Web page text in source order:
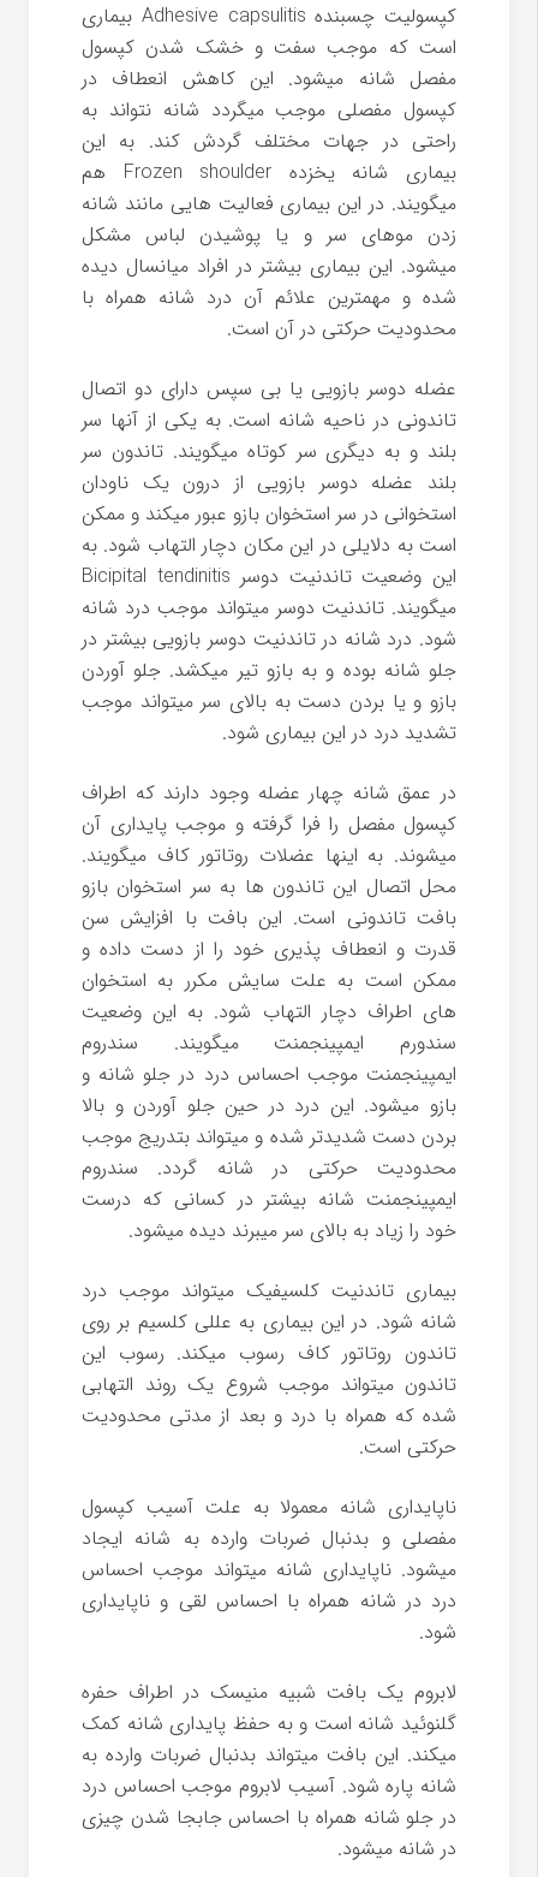
کپسولیت چسبنده Adhesive capsulitis بیماری
است که موجب سفت و خشک شدن کپسول
مفصل شانه میشود. این کاهش انعطاف در
کپسول مفصلی موجب میگردد شانه نتواند به
راحتی در جهات مختلف گردش کند. به این
بیماری شانه یخزده Frozen shoulder هم
میگویند. در این بیماری فعالیت هایی مانند شانه
زدن موهای سر و یا پوشیدن لباس مشکل
میشود. این بیماری بیشتر در افراد میانسال دیده
شده و مهمترین علائم آن درد شانه همراه با
محدودیت حرکتی در آن است.
عضله دوسر بازویی یا بی سپس دارای دو اتصال
تاندونی در ناحیه شانه است. به یکی از آنها سر
بلند و به دیگری سر کوتاه میگویند. تاندون سر
بلند عضله دوسر بازویی از درون یک ناودان
استخوانی در سر استخوان بازو عبور میکند و ممکن
است به دلایلی در این مکان دچار التهاب شود. به
این وضعیت تاندنیت دوسر Bicipital tendinitis
میگویند. تاندنیت دوسر میتواند موجب درد شانه
شود. درد شانه در تاندنیت دوسر بازویی بیشتر در
جلو شانه بوده و به بازو تیر میکشد. جلو آوردن
بازو و یا بردن دست به بالای سر میتواند موجب
تشدید درد در این بیماری شود.
در عمق شانه چهار عضله وجود دارند که اطراف
کپسول مفصل را فرا گرفته و موجب پایداری آن
میشوند. به اینها عضلات روتاتور کاف میگویند.
محل اتصال این تاندون ها به سر استخوان بازو
بافت تاندونی است. این بافت با افزایش سن
قدرت و انعطاف پذیری خود را از دست داده و
ممکن است به علت سایش مکرر به استخوان
های اطراف دچار التهاب شود. به این وضعیت
سندورم ایمپینجمنت میگویند. سندروم
ایمپینجمنت موجب احساس درد در جلو شانه و
بازو میشود. این درد در حین جلو آوردن و بالا
بردن دست شدیدتر شده و میتواند بتدریج موجب
محدودیت حرکتی در شانه گردد. سندروم
ایمپینجمنت شانه بیشتر در کسانی که درست
خود را زیاد به بالای سر میبرند دیده میشود.
بیماری تاندنیت کلسیفیک میتواند موجب درد
شانه شود. در این بیماری به عللی کلسیم بر روی
تاندون روتاتور کاف رسوب میکند. رسوب این
تاندون میتواند موجب شروع یک روند التهابی
شده که همراه با درد و بعد از مدتی محدودیت
حرکتی است.
ناپایداری شانه معمولا به علت آسیب کپسول
مفصلی و بدنبال ضربات وارده به شانه ایجاد
میشود. ناپایداری شانه میتواند موجب احساس
درد در شانه همراه با احساس لقی و ناپایداری
شود.
لابروم یک بافت شبیه منیسک در اطراف حفره
گلنوئید شانه است و به حفظ پایداری شانه کمک
میکند. این بافت میتواند بدنبال ضربات وارده به
شانه پاره شود. آسیب لابروم موجب احساس درد
در جلو شانه همراه با احساس جابجا شدن چیزی
در شانه میشود.